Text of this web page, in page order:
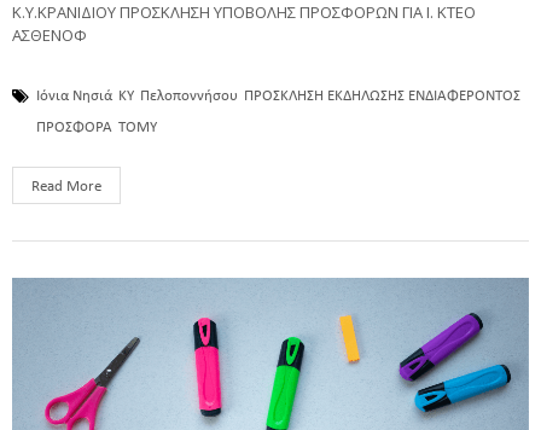
Κ.Υ.ΚΡΑΝΙΔΙΟΥ ΠΡΟΣΚΛΗΣΗ ΥΠΟΒΟΛΗΣ ΠΡΟΣΦΟΡΩΝ ΓΙΑ Ι. ΚΤΕΟ
ΑΣΘΕΝΟΦ
Ιόνια Νησιά ΚΥ Πελοποννήσου
ΠΡΟΣΚΛΗΣΗ ΕΚΔΗΛΩΣΗΣ ΕΝΔΙΑΦΕΡΟΝΤΟΣ
ΠΡΟΣΦΟΡΑ ΤΟΜΥ
Read More